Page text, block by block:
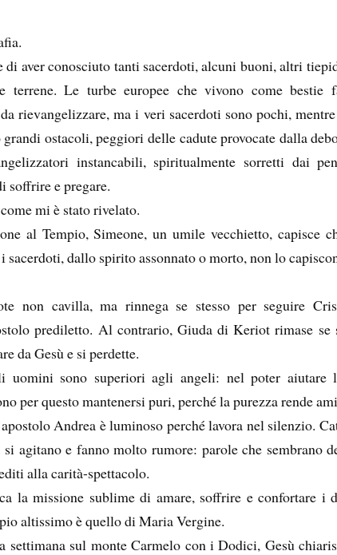
di aver conosciuto tanti sacerdoti, alcuni buoni, altri
terrene. Le turbe europee che vivono come bestie
rievangelizzare, ma i veri sacerdoti sono pochi,
ostacoli, peggiori delle cadute provocate dalla
instancabili, spiritualmente sorretti dai
soffrire e pregare.
mi è stato rivelato.
al Tempio, Simeone, un umile vecchietto, capisce
sacerdoti, dallo spirito assonnato o morto, non lo
non cavilla, ma rinnega se stesso per seguire
prediletto. Al contrario, Giuda di Keriot rimase se
da Gesù e si perdette.
uomini sono superiori agli angeli: nel poter aiutare
per questo mantenersi puri, perché la purezza rende
Andrea è luminoso perché lavora nel silenzio.
agitano e fanno molto rumore: parole che sembrano
alla carità-spettacolo.
la missione sublime di amare, soffrire e confortare i
altissimo è quello di Maria Vergine.
sul monte Carmelo con i Dodici, Gesù